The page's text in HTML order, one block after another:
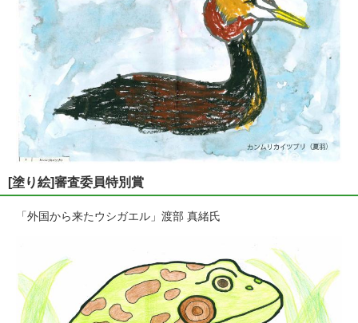
[塗り絵]審査委員特別賞
「外国から来たウシガエル」渡部 真緒氏